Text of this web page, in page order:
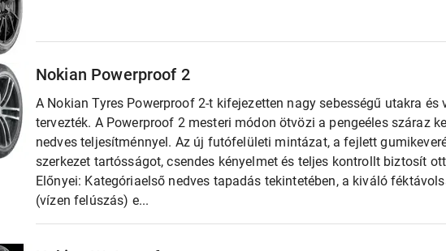
Nokian Powerproof 2
A Nokian Tyres Powerproof 2-t kifejezetten nagy sebességű utakra és
tervezték. A Powerproof 2 mesteri módon ötvözi a pengeéles száraz
nedves teljesítménnyel. Az új futófelületi mintázat, a fejlett
szerkezet tartósságot, csendes kényelmet és teljes kontrollt biztosít
Előnyei: Kategóriaelső nedves tapadás tekintetében, a kiváló
(vízen felúszás) e...